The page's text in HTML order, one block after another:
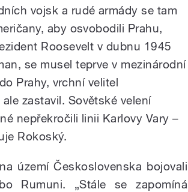
vojsk a rudé armády se tam
aby osvobodili Prahu,
Roosevelt v dubnu 1945
se musel teprve v mezinárodní
Prahy, vrchní velitel
zastavil. Sovětské velení
nepřekročili linii Karlovy Vary –
Rokoský.
území Československa bojovali
Rumuni. „Stále se zapomíná